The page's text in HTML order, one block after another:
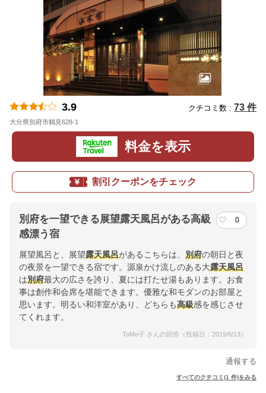
3.9 クチコミ数 : 73 件
大分県別府市鶴見628-1
料金を表示
割引クーポンをチェック
別府を一望できる展望露天風呂がある高級
感漂う宿
0
展望風呂と、展望露天風呂があるこちらは、 別府の朝日と夜
の夜景を一望できる宿です。源泉かけ流しのある大露天風呂
は別府最大の広さを誇り、夏には打たせ湯もあります。お食
事は創作和会席を堪能できます。優雅な和モダンのお部屋と
思います。明るい和洋室があり、どちらも高級感を感じさせ
てくれます。
ToMo子 さんの回答（投稿日：2019/6/13）
通報する
すべてのクチコミ(1 件)をみる